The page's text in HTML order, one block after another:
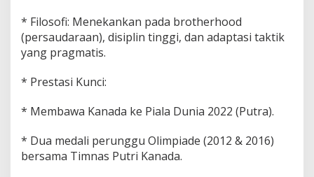
* Filosofi: Menekankan pada brotherhood
(persaudaraan), disiplin tinggi, dan adaptasi taktik
yang pragmatis.
* Prestasi Kunci:
* Membawa Kanada ke Piala Dunia 2022 (Putra).
* Dua medali perunggu Olimpiade (2012 & 2016)
bersama Timnas Putri Kanada.